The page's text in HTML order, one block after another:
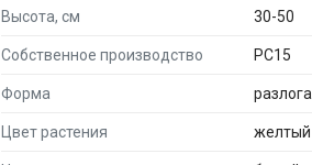
Высота, см 30-50
Собственное производство PC15
Форма
Цвет растения желтый